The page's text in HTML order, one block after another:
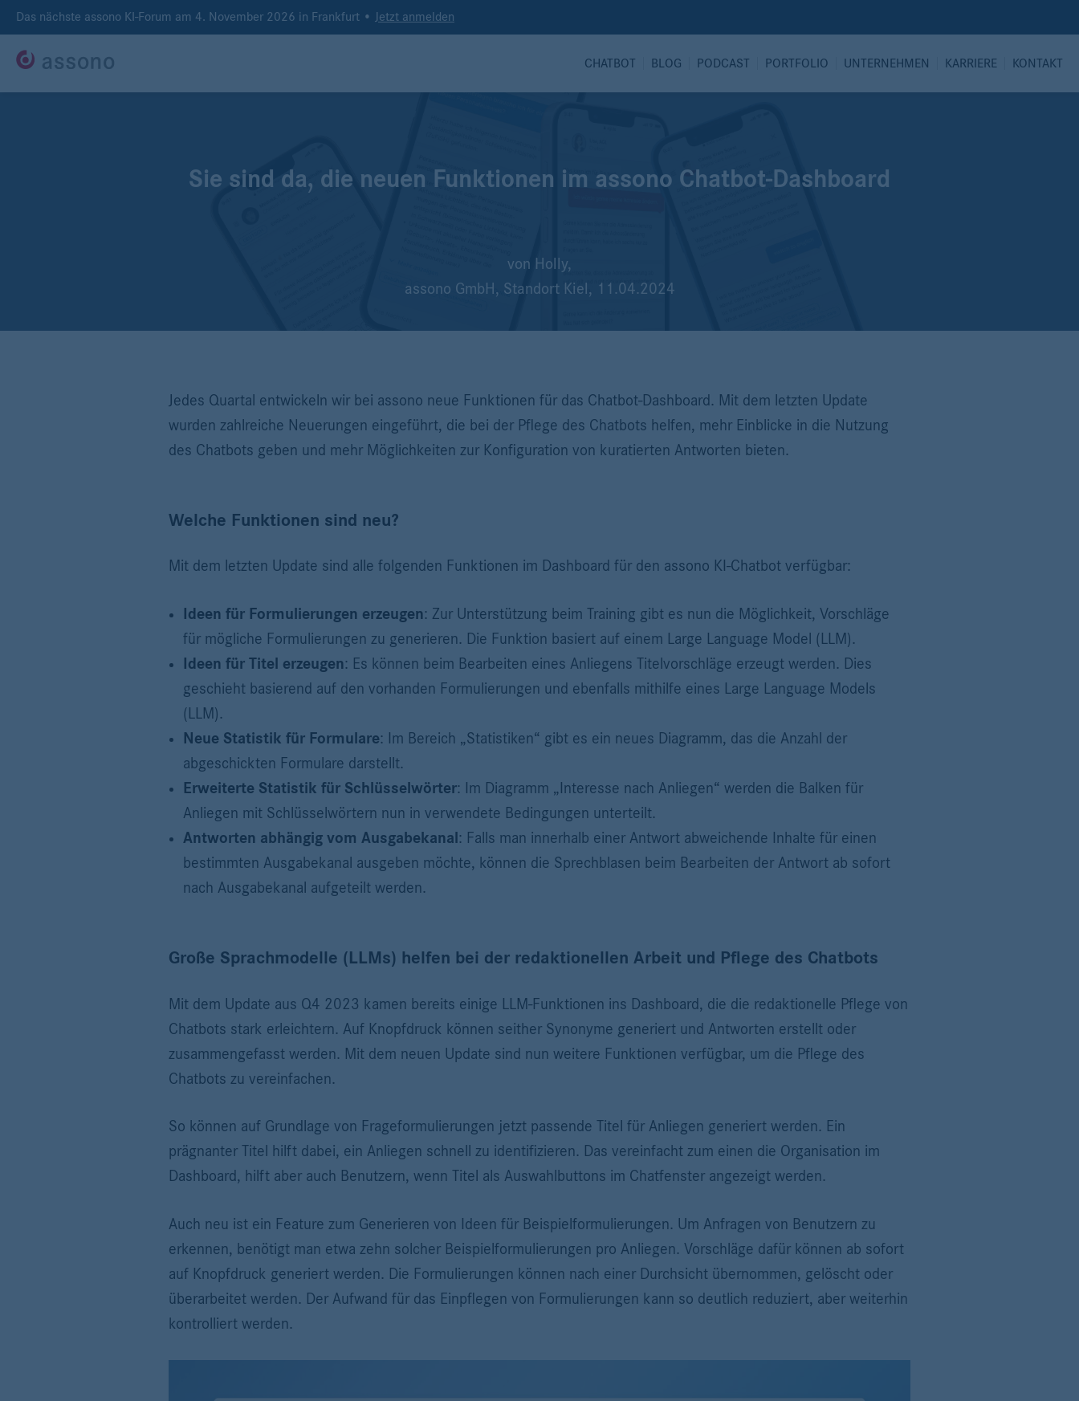
Das nächste assono KI-Forum am 4. November 2026 in Frankfurt • Jetzt anmelden
CHATBOT BLOG PODCAST PORTFOLIO UNTERNEHMEN KARRIERE KONTAKT
Sie sind da, die neuen Funktionen im assono Chatbot-Dashboard
von Holly,
assono GmbH, Standort Kiel, 11.04.2024
Jedes Quartal entwickeln wir bei assono neue Funktionen für das Chatbot-Dashboard. Mit dem letzten Update
wurden zahlreiche Neuerungen eingeführt, die bei der Pflege des Chatbots helfen, mehr Einblicke in die Nutzung
des Chatbots geben und mehr Möglichkeiten zur Konfiguration von kuratierten Antworten bieten.
Welche Funktionen sind neu?
Mit dem letzten Update sind alle folgenden Funktionen im Dashboard für den assono KI-Chatbot verfügbar:
Ideen für Formulierungen erzeugen: Zur Unterstützung beim Training gibt es nun die Möglichkeit, Vorschläge
für mögliche Formulierungen zu generieren. Die Funktion basiert auf einem Large Language Model (LLM).
Ideen für Titel erzeugen: Es können beim Bearbeiten eines Anliegens Titelvorschläge erzeugt werden. Dies
geschieht basierend auf den vorhanden Formulierungen und ebenfalls mithilfe eines Large Language Models
(LLM).
Neue Statistik für Formulare: Im Bereich „Statistiken“ gibt es ein neues Diagramm, das die Anzahl der
abgeschickten Formulare darstellt.
Erweiterte Statistik für Schlüsselwörter: Im Diagramm „Interesse nach Anliegen“ werden die Balken für
Anliegen mit Schlüsselwörtern nun in verwendete Bedingungen unterteilt.
Antworten abhängig vom Ausgabekanal : Falls man innerhalb einer Antwort abweichende Inhalte für einen
bestimmten Ausgabekanal ausgeben möchte, können die Sprechblasen beim Bearbeiten der Antwort ab sofort
nach Ausgabekanal aufgeteilt werden.
Große Sprachmodelle (LLMs) helfen bei der redaktionellen Arbeit und Pflege des Chatbots
Mit dem Update aus Q4 2023 kamen bereits einige LLM-Funktionen ins Dashboard, die die redaktionelle Pflege von
Chatbots stark erleichtern. Auf Knopfdruck können seither Synonyme generiert und Antworten erstellt oder
zusammengefasst werden. Mit dem neuen Update sind nun weitere Funktionen verfügbar, um die Pflege des
Chatbots zu vereinfachen.
So können auf Grundlage von Frageformulierungen jetzt passende Titel für Anliegen generiert werden. Ein
prägnanter Titel hilft dabei, ein Anliegen schnell zu identifizieren. Das vereinfacht zum einen die Organisation im
Dashboard, hilft aber auch Benutzern, wenn Titel als Auswahlbuttons im Chatfenster angezeigt werden.
Auch neu ist ein Feature zum Generieren von Ideen für Beispielformulierungen. Um Anfragen von Benutzern zu
erkennen, benötigt man etwa zehn solcher Beispielformulierungen pro Anliegen. Vorschläge dafür können ab sofort
auf Knopfdruck generiert werden. Die Formulierungen können nach einer Durchsicht übernommen, gelöscht oder
überarbeitet werden. Der Aufwand für das Einpflegen von Formulierungen kann so deutlich reduziert, aber weiterhin
kontrolliert werden.